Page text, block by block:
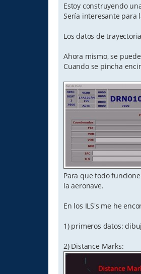
Estoy construyendo
Sería interesante para
Los datos de
Ahora mismo, se
Cuando se pincha
Para que todo
la aeronave.
En los ILS's me he
1) primeros datos:
2) Distance Marks: